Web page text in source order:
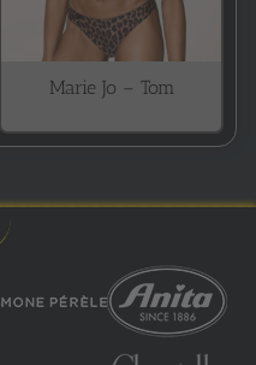
Marie Jo – Tom